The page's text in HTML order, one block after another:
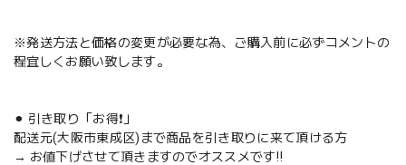
※発送方法と価格の変更が必要な為、ご購入前に必ずコメントの
程宜しくお願い致します。
⚫︎ 引き取り「お得❗️」
配送元(大阪市東成区)まで商品を引き取りに来て頂ける方
→ お値下げさせて頂きますのでオススメです‼️